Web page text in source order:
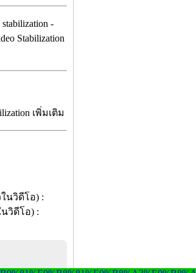
-
Stabilization
เพิ่มเติม